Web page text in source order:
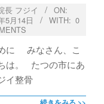
長 フジイ
ON:
5月14日
WITH: 0
に みなさん、こ
は。 たつの市にあ
イ整骨